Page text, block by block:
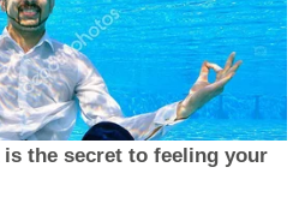
the secret to feeling your